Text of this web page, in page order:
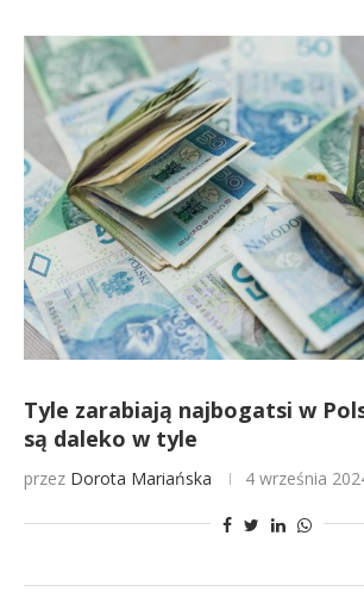
Tyle zarabiają najbogatsi w
są daleko w tyle
przez Dorota Mariańska 4 września